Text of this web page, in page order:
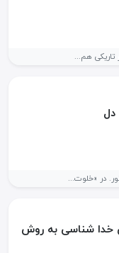
دل
در «خلوت...
خدا شناسی به روش